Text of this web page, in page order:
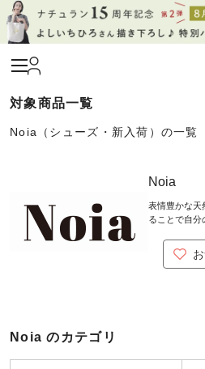
Noia（シューズ・新入荷）の一覧
Noia
表情豊かな天
ることで自分
Noia のカテゴリ